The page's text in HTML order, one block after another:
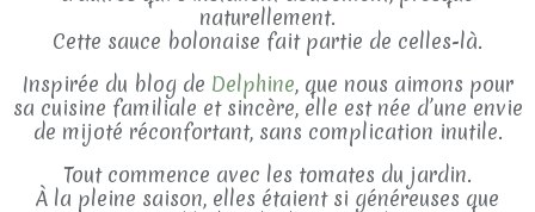
naturellement.
Cette sauce bolonaise fait partie de celles-là.
Inspirée du blog de Delphine, que nous aimons pour
sa cuisine familiale et sincère, elle est née d’une envie
de mijoté réconfortant, sans complication inutile.
Tout commence avec les tomates du jardin.
À la pleine saison, elles étaient si généreuses que